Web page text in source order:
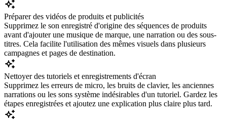
Préparer des vidéos de produits et publicités
Supprimez le son enregistré d'origine des séquences de produits
avant d'ajouter une musique de marque, une narration ou des sous-
titres. Cela facilite l'utilisation des mêmes visuels dans plusieurs
campagnes et pages de destination.
Nettoyer des tutoriels et enregistrements d'écran
Supprimez les erreurs de micro, les bruits de clavier, les anciennes
narrations ou les sons système indésirables d'un tutoriel. Gardez les
étapes enregistrées et ajoutez une explication plus claire plus tard.